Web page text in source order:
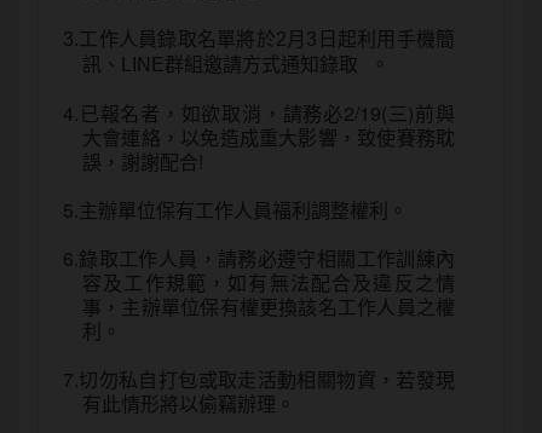
3.工作人員錄取名單將於2月3日起利用手機簡
訊、LINE群組邀請方式通知錄取
。
4.已報名者，如欲取消，請務必2/19(三)前與
大會連絡，以免造成重大影響，致使賽務耽
誤，謝謝配合!
5.主辦單位保有工作人員福利調整權利。
6.錄取工作人員，請務必遵守相關工作訓練內
容及工作規範，如有無法配合及違反之情
事，主辦單位保有權更換該名工作人員之權
利。
7.切勿私自打包或取走活動相關物資，若發現
有此情形將以偷竊辦理。